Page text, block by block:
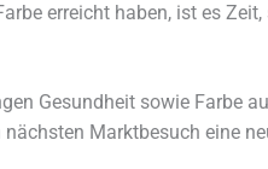
erreicht haben, ist es
Gesundheit sowie Farbe
Marktbesuch eine